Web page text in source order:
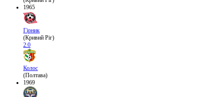
1965
Гірник
(Кривий Ріг)
2:0
Колос
(Полтава)
1969